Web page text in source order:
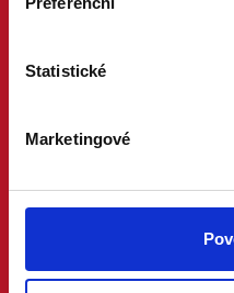
Statistické
Marketingové